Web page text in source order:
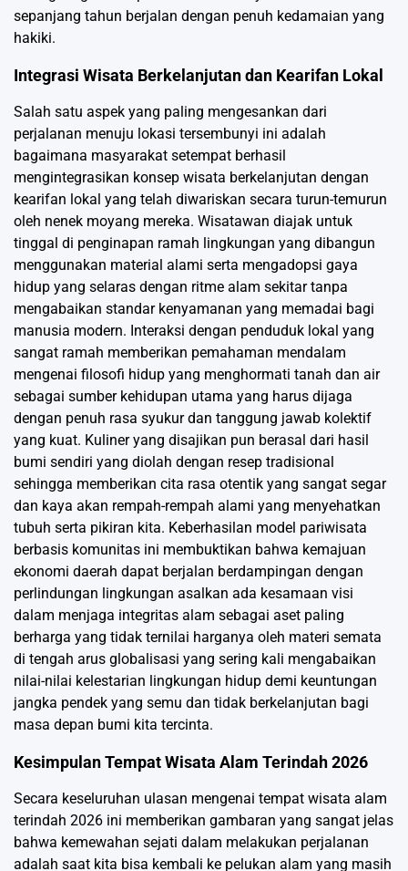
sepanjang tahun berjalan dengan penuh kedamaian yang
hakiki.
Integrasi Wisata Berkelanjutan dan Kearifan Lokal
Salah satu aspek yang paling mengesankan dari
perjalanan menuju lokasi tersembunyi ini adalah
bagaimana masyarakat setempat berhasil
mengintegrasikan konsep wisata berkelanjutan dengan
kearifan lokal yang telah diwariskan secara turun-temurun
oleh nenek moyang mereka. Wisatawan diajak untuk
tinggal di penginapan ramah lingkungan yang dibangun
menggunakan material alami serta mengadopsi gaya
hidup yang selaras dengan ritme alam sekitar tanpa
mengabaikan standar kenyamanan yang memadai bagi
manusia modern. Interaksi dengan penduduk lokal yang
sangat ramah memberikan pemahaman mendalam
mengenai filosofi hidup yang menghormati tanah dan air
sebagai sumber kehidupan utama yang harus dijaga
dengan penuh rasa syukur dan tanggung jawab kolektif
yang kuat. Kuliner yang disajikan pun berasal dari hasil
bumi sendiri yang diolah dengan resep tradisional
sehingga memberikan cita rasa otentik yang sangat segar
dan kaya akan rempah-rempah alami yang menyehatkan
tubuh serta pikiran kita. Keberhasilan model pariwisata
berbasis komunitas ini membuktikan bahwa kemajuan
ekonomi daerah dapat berjalan berdampingan dengan
perlindungan lingkungan asalkan ada kesamaan visi
dalam menjaga integritas alam sebagai aset paling
berharga yang tidak ternilai harganya oleh materi semata
di tengah arus globalisasi yang sering kali mengabaikan
nilai-nilai kelestarian lingkungan hidup demi keuntungan
jangka pendek yang semu dan tidak berkelanjutan bagi
masa depan bumi kita tercinta.
Kesimpulan Tempat Wisata Alam Terindah 2026
Secara keseluruhan ulasan mengenai tempat wisata alam
terindah 2026 ini memberikan gambaran yang sangat jelas
bahwa kemewahan sejati dalam melakukan perjalanan
adalah saat kita bisa kembali ke pelukan alam yang masih